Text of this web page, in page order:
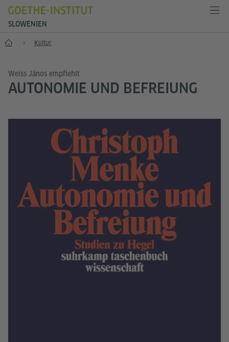
SLOWENIEN
Start Kultur
Weiss János empfiehlt
AUTONOMIE UND BEFREIUNG